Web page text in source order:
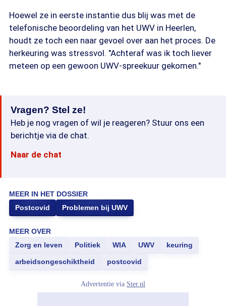
Hoewel ze in eerste instantie dus blij was met de
telefonische beoordeling van het UWV in Heerlen,
houdt ze toch een naar gevoel over aan het proces. De
herkeuring was stressvol. "Achteraf was ik toch liever
meteen op een gewoon UWV-spreekuur gekomen."
Vragen? Stel ze!
Heb je nog vragen of wil je reageren? Stuur ons een
berichtje via de chat.
Naar de chat
MEER IN HET DOSSIER
Postcovid
Problemen bij UWV
MEER OVER
Zorg en leven
Politiek WIA UWV keuring
arbeidsongeschiktheid postcovid
Advertentie via Ster.nl